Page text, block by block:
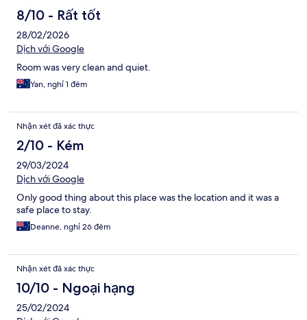
8/10 - Rất tốt
28/02/2026
Dịch với Google
Room was very clean and quiet.
Yan, nghỉ 1 đêm
Nhận xét đã xác thực
2/10 - Kém
29/03/2024
Dịch với Google
Only good thing about this place was the location and it was a
safe place to stay.
Deanne, nghỉ 26 đêm
Nhận xét đã xác thực
10/10 - Ngoại hạng
25/02/2024